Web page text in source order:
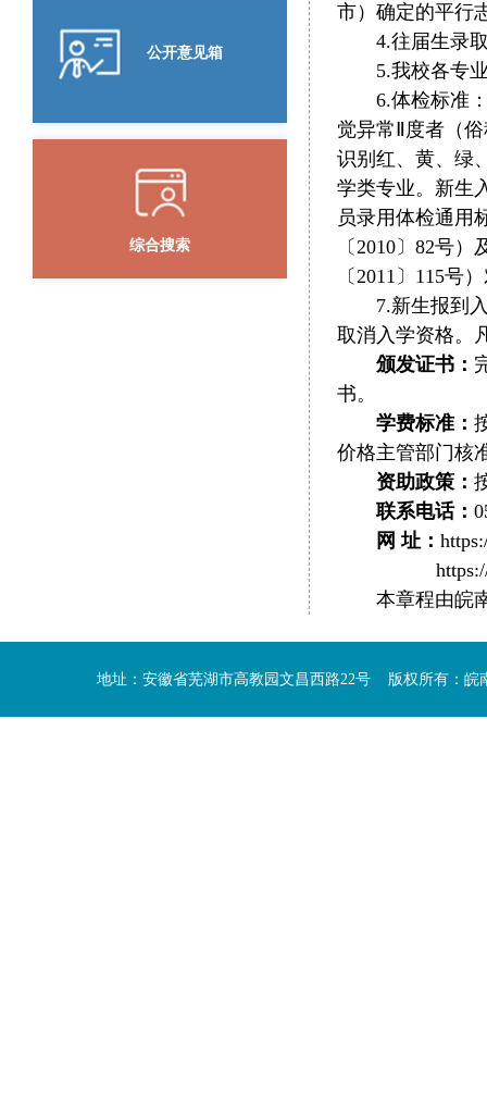
公开意见箱
综合搜索
市）确定的平行
4.往届生录
5.我校各专
6.体检标准
觉异常Ⅱ度者（
识别红、黄、绿
学类专业。新生
员录用体检通用
〔2010〕82号
〔2011〕115号
7.新生报到
取消入学资格。
颁发证书：
书。
学费标准：
价格主管部门核
资助政策：
联系电话：
网 址：
https://
本章程由皖
地址：安徽省芜湖市高教园文昌西路22号 版权所有：